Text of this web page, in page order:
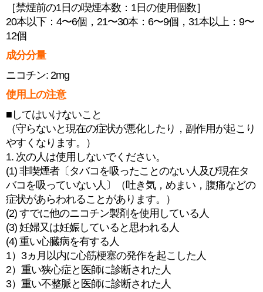
［禁煙前の1日の喫煙本数：1日の使用個数］
20本以下：4〜6個，21〜30本：6〜9個，31本以上：9〜
12個
成分分量
ニコチン: 2mg
使用上の注意
■してはいけないこと
（守らないと現在の症状が悪化したり，副作用が起こり
やすくなります。）
1. 次の人は使用しないでください。
(1) 非喫煙者〔タバコを吸ったことのない人及び現在タ
バコを吸っていない人〕（吐き気，めまい，腹痛などの
症状があらわれることがあります。）
(2) すでに他のニコチン製剤を使用している人
(3) 妊婦又は妊娠していると思われる人
(4) 重い心臓病を有する人
1）3ヵ月以内に心筋梗塞の発作を起こした人
2）重い狭心症と医師に診断された人
3）重い不整脈と医師に診断された人